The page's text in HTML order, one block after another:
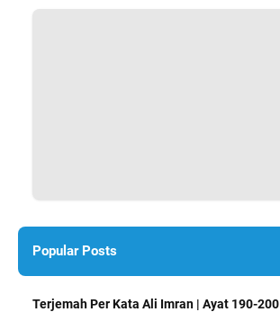
Popular Posts
Terjemah Per Kata Ali Imran | Ayat 190-200